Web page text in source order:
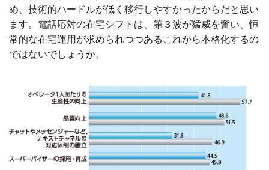
め、技術的ハードルが低く移行しやすかったからだと思い
ます。電話応対の在宅シフトは、第３波が猛威を奮い、恒
常的な在宅運用が求められつつあるこれから本格化するの
ではないでしょうか。